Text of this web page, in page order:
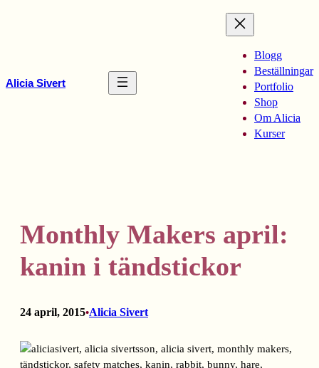
Alicia Sivert
Blogg
Beställningar
Portfolio
Shop
Om Alicia
Kurser
Monthly Makers april:
kanin i tändstickor
24 april, 2015•Alicia Sivert